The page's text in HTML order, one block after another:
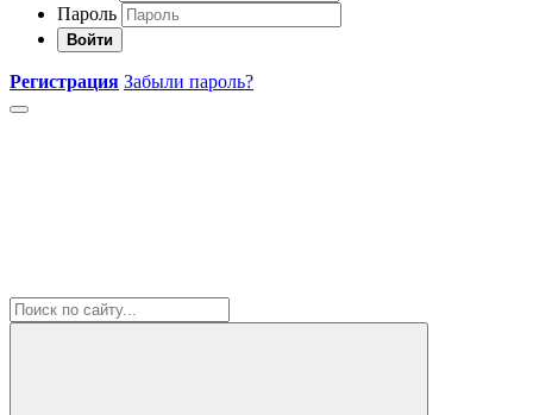
Пароль
Войти
Регистрация Забыли пароль?